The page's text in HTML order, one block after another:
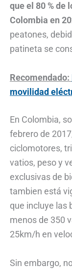
que el 80 % de
Colombia en
peatones,
patineta se
Recomendado:
movilidad
En Colombia,
febrero de
ciclomotores,
vatios, peso y
exclusivas de
tambien está
que incluye las
menos de 350
25km/h en
Sin embargo,